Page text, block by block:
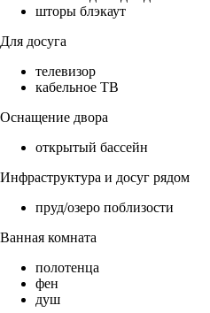
шторы блэкаут
Для досуга
телевизор
кабельное ТВ
Оснащение двора
открытый бассейн
Инфраструктура и досуг рядом
пруд/озеро поблизости
Ванная комната
полотенца
фен
душ